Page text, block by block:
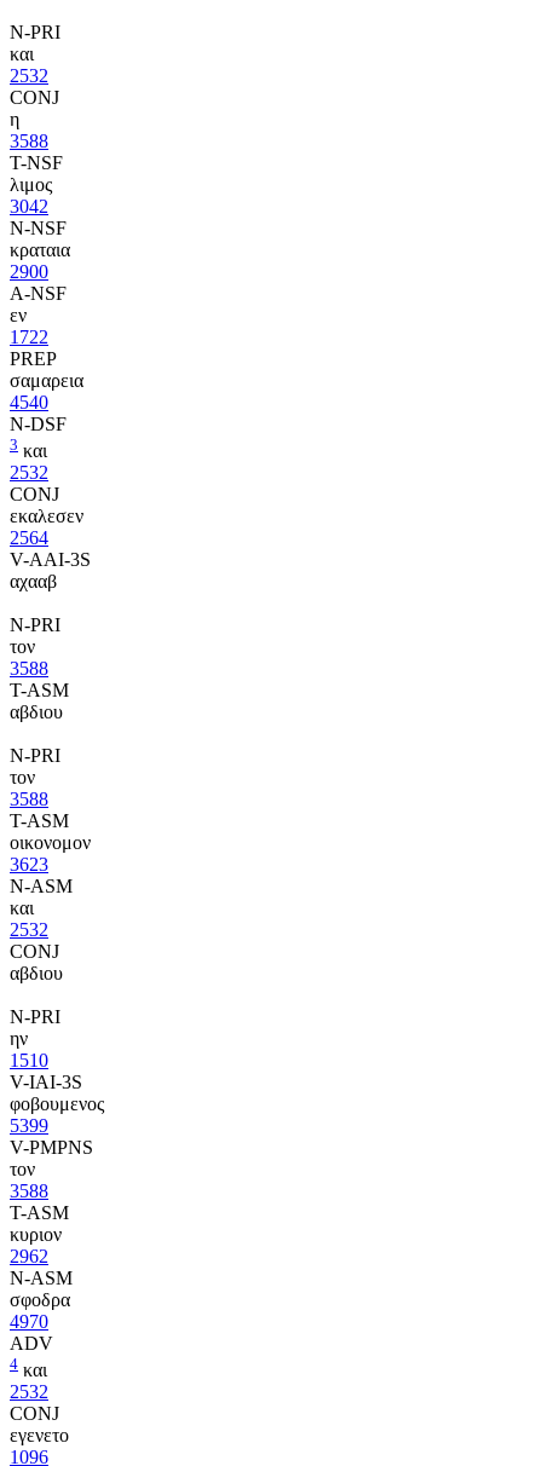
N-PRI
και
2532
CONJ
η
3588
T-NSF
λιμος
3042
N-NSF
κραταια
2900
A-NSF
εν
1722
PREP
σαμαρεια
4540
N-DSF
3 και
2532
CONJ
εκαλεσεν
2564
V-AAI-3S
αχααβ
N-PRI
τον
3588
T-ASM
αβδιου
N-PRI
τον
3588
T-ASM
οικονομον
3623
N-ASM
και
2532
CONJ
αβδιου
N-PRI
ην
1510
V-IAI-3S
φοβουμενος
5399
V-PMPNS
τον
3588
T-ASM
κυριον
2962
N-ASM
σφοδρα
4970
ADV
4 και
2532
CONJ
εγενετο
1096